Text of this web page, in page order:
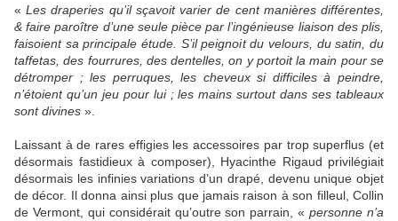
«Les draperies qu’il sçavoit varier de cent manières différentes,
& faire paroître d’une seule pièce par l’ingénieuse liaison des plis,
faisoient sa principale étude. S’il peignoit du velours, du satin, du
taffetas, des fourrures, des dentelles, on y portoit la main pour se
détromper ; les perruques, les cheveux si difficiles à peindre,
n’étoient qu’un jeu pour lui ; les mains surtout dans ses tableaux
sont divines ».
Laissant à de rares effigies les accessoires par trop superflus (et
désormais fastidieux à composer), Hyacinthe Rigaud privilégiait
désormais les infinies variations d’un drapé, devenu unique objet
de décor. Il donna ainsi plus que jamais raison à son filleul, Collin
de Vermont, qui considérait qu’outre son parrain, «personne n’a